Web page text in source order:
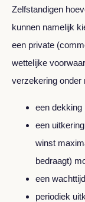
Zelfstandigen
kunnen namelijk
een private
wettelijke
verzekering onder
een dekking
een
winst
bedraagt)
een
periodiek